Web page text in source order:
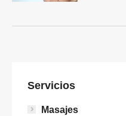
Servicios
Masajes